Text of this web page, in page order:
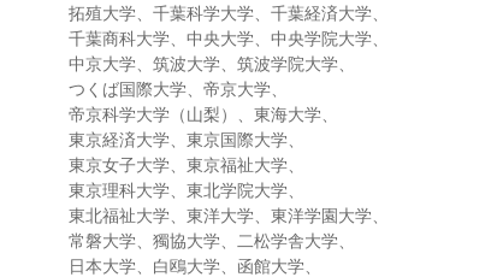
拓殖大学、千葉科学大学、千葉経済大学、
千葉商科大学、中央大学、中央学院大学、
中京大学、筑波大学、筑波学院大学、
つくば国際大学、帝京大学、
帝京科学大学（山梨）、東海大学、
東京経済大学、東京国際大学、
東京女子大学、東京福祉大学、
東京理科大学、東北学院大学、
東北福祉大学、東洋大学、東洋学園大学、
常磐大学、獨協大学、二松学舎大学、
日本大学、白鴎大学、函館大学、